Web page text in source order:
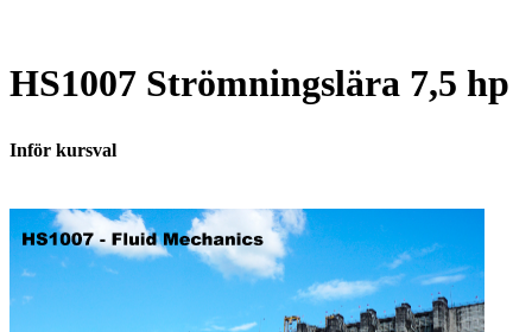
HS1007 Strömningslära 7,5 hp
Inför kursval